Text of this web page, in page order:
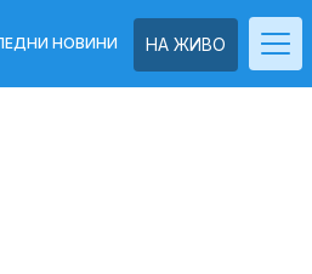
НА ЖИВО
НОВИНИ